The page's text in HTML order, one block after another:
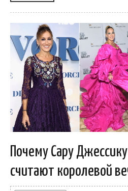
Почему Сару
считают королевой